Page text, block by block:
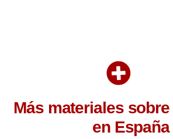
Más materiales
en España